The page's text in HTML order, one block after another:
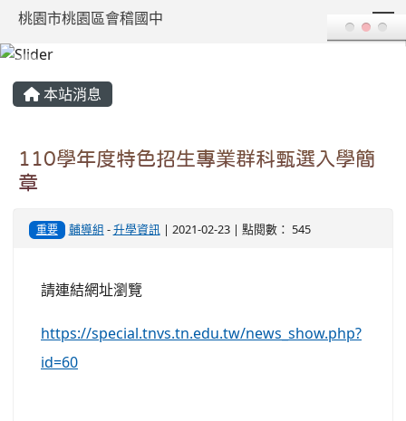
桃園市桃園區會稽國中
本站消息
110學年度特色招生專業群科甄選入學簡
章
重要 輔導組 -升學資訊| 2021-02-23 | 點閱數： 545
請連結網址瀏覽
https://special.tnvs.tn.edu.tw/news_show.php?
id=60